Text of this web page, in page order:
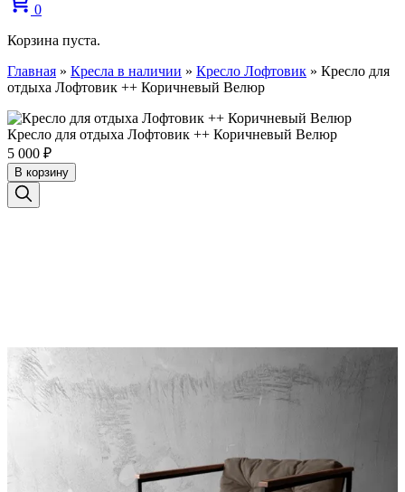
0
Корзина пуста.
Главная » Кресла в наличии » Кресло Лофтовик » Кресло для
отдыха Лофтовик ++ Коричневый Велюр
Кресло для отдыха Лофтовик ++ Коричневый Велюр
5 000 ₽
В корзину